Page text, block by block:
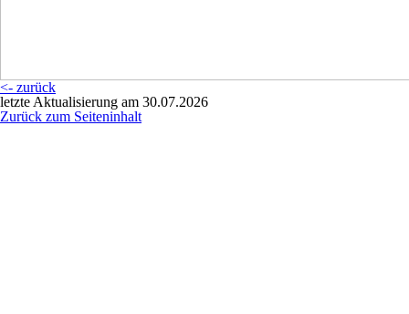
<- zurück
letzte Aktualisierung am 30.07.2026
Zurück zum Seiteninhalt